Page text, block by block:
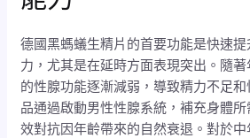
德國黑螞蟻生精片的首要功能是快速
力，尤其是在延時方面表現突出。隨
的性腺功能逐漸減弱，導致精力不足
品通過啟動男性性腺系統，補充身體
效對抗因年齡帶來的自然衰退。對於中